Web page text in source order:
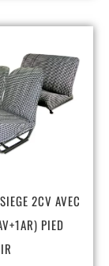
2CV AVEC
PIED